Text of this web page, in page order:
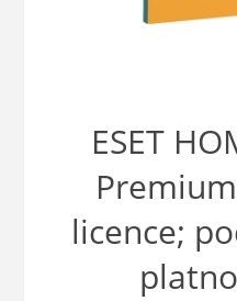
ESET
licence;